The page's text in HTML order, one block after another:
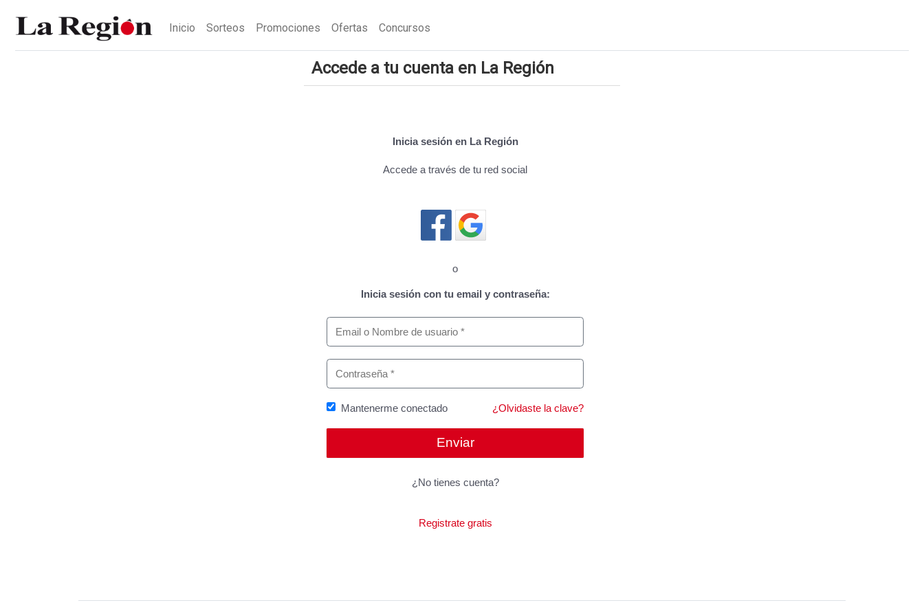
Inicio Sorteos Promociones Ofertas Concursos
Accede a tu cuenta en La Región
Inicia sesión en La Región
Accede a través de tu red social
Cerrar sesión
o
Inicia sesión con tu email y contraseña:
¿Olvidaste la clave?
Mantenerme conectado
¿No tienes cuenta?
Registrate gratis